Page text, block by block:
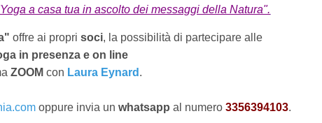
a casa tua in ascolto dei messaggi della Natura".
offre ai propri soci, la possibilità di partecipare alle
in presenza e on line
ZOOM con Laura Eynard .
oppure invia unwhatsapp al numero3356394103.